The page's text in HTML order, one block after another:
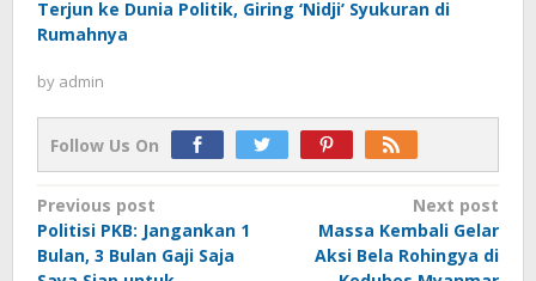
Terjun ke Dunia Politik, Giring ‘Nidji’ Syukuran di
Rumahnya
by admin
Follow Us On
Post
navigation
Previous post
Politisi PKB: Jangankan 1
Bulan, 3 Bulan Gaji Saja
Next post
Massa Kembali Gelar
Aksi Bela Rohingya di